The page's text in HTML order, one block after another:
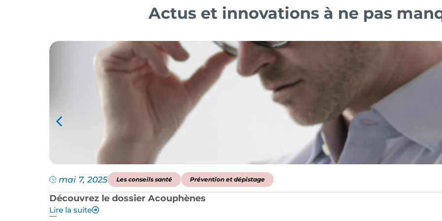
Actus et innovations à ne pas
mai 7, 2025 Les conseils santé Prévention et dépistage
Découvrez le dossier Acouphènes
Lire la suite